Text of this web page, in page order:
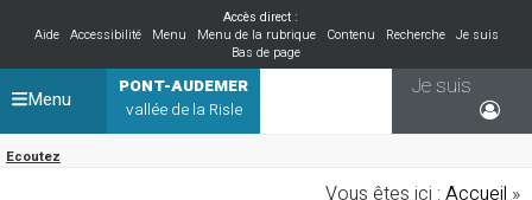
Accès direct :
Aide
Accessibilité Menu Menu de la rubrique Contenu Recherche
Je suis
Bas de page
PONT-AUDEMER
vallée de la Risle
Ecoutez
Je suis
Menu
Vous êtes ici : Accueil »